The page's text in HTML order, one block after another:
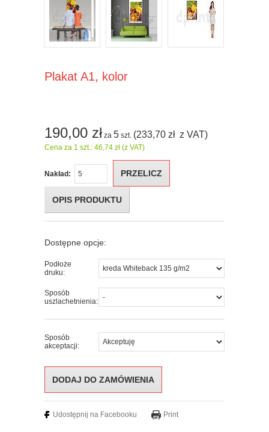
Plakat A1, kolor
190,00 złza 5 szt. (233,70 zł z VAT)
Cena za 1 szt.: 46,74 zł (z VAT)
Nakład: PRZELICZ
OPIS PRODUKTU
Dostępne opcje:
Podłoże
druku:
Sposób
uszlachetnienia:
Sposób
akceptacji:
Udostępnij na Facebooku Print